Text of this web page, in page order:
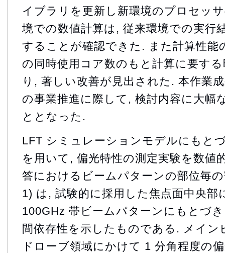
イブラリを更新し新環境のプロセッ
境での数値計算は, 従来環境での実行
することが確認できた. また計算性能
の同時使用コア数のもと計算に要す
り, 著しい改善が見出された. 本作業
の事業推進に際して, 検討内容に大幅
ととなった.
LFT シミュレーションモデルにもと
を用いて, 偏光特性の測定実験を数値
答におけるビームパターンの部位毎
1) は, 試験的に採用した焦点面中央部
100GHz 帯ビームパターンにもとづ
間依存性を示したものである. メイン
ドローブ領域にかけて 1 分角程度の